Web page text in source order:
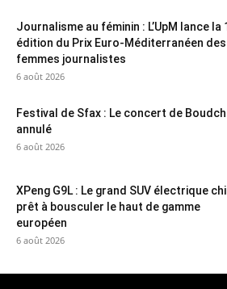
Journalisme au féminin : L’UpM lance la
édition du Prix Euro-Méditerranéen des
femmes journalistes
6 août 2026
Festival de Sfax : Le concert de
annulé
6 août 2026
XPeng G9L : Le grand SUV électrique
prêt à bousculer le haut de gamme
européen
6 août 2026